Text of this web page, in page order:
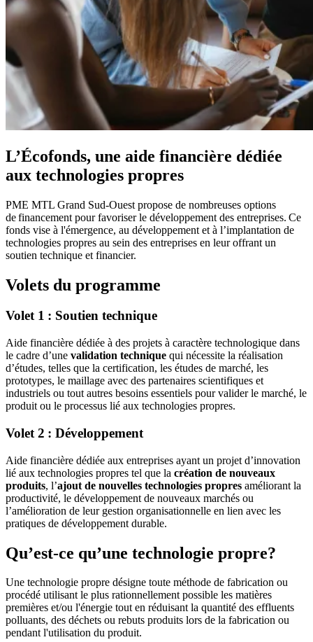
L’Écofonds, une aide financière dédiée
aux technologies propres
PME MTL Grand Sud-Ouest propose de nombreuses options
de financement pour favoriser le développement des entreprises. Ce
fonds vise à l'émergence, au développement et à l’implantation de
technologies propres au sein des entreprises en leur offrant un
soutien technique et financier.
Volets du programme
Volet 1 : Soutien technique
Aide financière dédiée à des projets à caractère technologique dans
le cadre d’une validation technique qui nécessite la réalisation
d’études, telles que la certification, les études de marché, les
prototypes, le maillage avec des partenaires scientifiques et
industriels ou tout autres besoins essentiels pour valider le marché, le
produit ou le processus lié aux technologies propres.
Volet 2 : Développement
Aide financière dédiée aux entreprises ayant un projet d’innovation
lié aux technologies propres tel que la création de nouveaux
produits, l’ajout de nouvelles technologies propres améliorant la
productivité, le développement de nouveaux marchés ou
l’amélioration de leur gestion organisationnelle en lien avec les
pratiques de développement durable.
Qu’est-ce qu’une technologie propre?
Une technologie propre désigne toute méthode de fabrication ou
procédé utilisant le plus rationnellement possible les matières
premières et/ou l'énergie tout en réduisant la quantité des effluents
polluants, des déchets ou rebuts produits lors de la fabrication ou
pendant l'utilisation du produit.